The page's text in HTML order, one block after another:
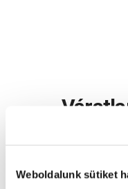
Weboldalunk sütiket